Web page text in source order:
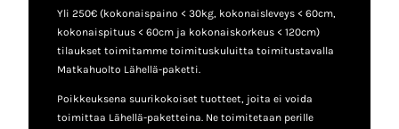
Yli 250€ (kokonaispaino < 30kg, kokonaisleveys < 60cm,
kokonaispituus < 60cm ja kokonaiskorkeus < 120cm)
tilaukset toimitamme toimituskuluitta toimitustavalla
Matkahuolto Lähellä-paketti.
Poikkeuksena suurikokoiset tuotteet, joita ei voida
toimittaa Lähellä-paketteina. Ne toimitetaan perille